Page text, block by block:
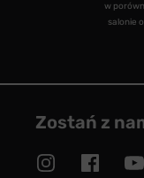
w
salonie
Zostań z